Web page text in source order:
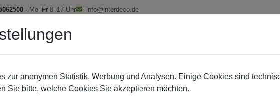
· Mo–Fr 8–17 Uhr info@interdeco.de
Gardinenstangen Messing-Optik
zur anonymen Statistik, Werbung und Analysen. Einige Cookies sind
Sie bitte, welche Cookies Sie akzeptieren möchten.